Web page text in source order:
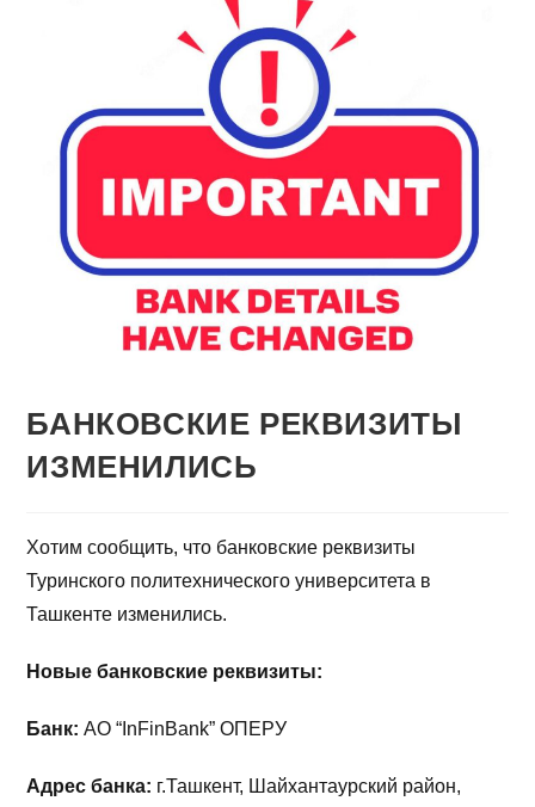
БАНКОВСКИЕ РЕКВИЗИТЫ
ИЗМЕНИЛИСЬ
Хотим сообщить, что банковские реквизиты
Туринского политехнического университета в
Ташкенте изменились.
Новые банковские реквизиты:
Банк: АО “InFinBank” ОПЕРУ
Адрес банка: г.Ташкент, Шайхантаурский район,